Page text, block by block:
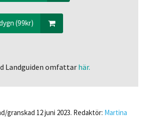
(99kr)
Landguiden omfattarhär.
granskad 12 juni 2023. Redaktör: Martina